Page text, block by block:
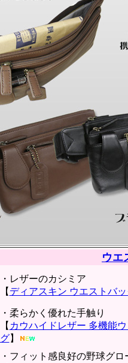
ウエ
・レザーのカシミア
【 ディアスキン ウエストバ
・柔らかく優れた手触り
【 カウハイドレザー 多機能
グ】
・フィット感良好の野球グロ